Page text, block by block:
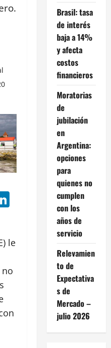
LinkedIn
le
Brasil: tasa
de interés
baja a 14%
y afecta
costos
financieros
Moratorias
de
jubilación
en
Argentina:
opciones
para
quienes no
cumplen
con los
años de
servicio
Relevamien
to de
Expectativa
s de
Mercado –
julio 2026